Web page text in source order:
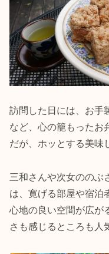
訪問した日には、お手
など、心の籠もったお
だが、ホッとする美味
三和さんや次女ののぶ
は、寛げる部屋や宿泊
心地の良い空間が広が
さも感じるところも人